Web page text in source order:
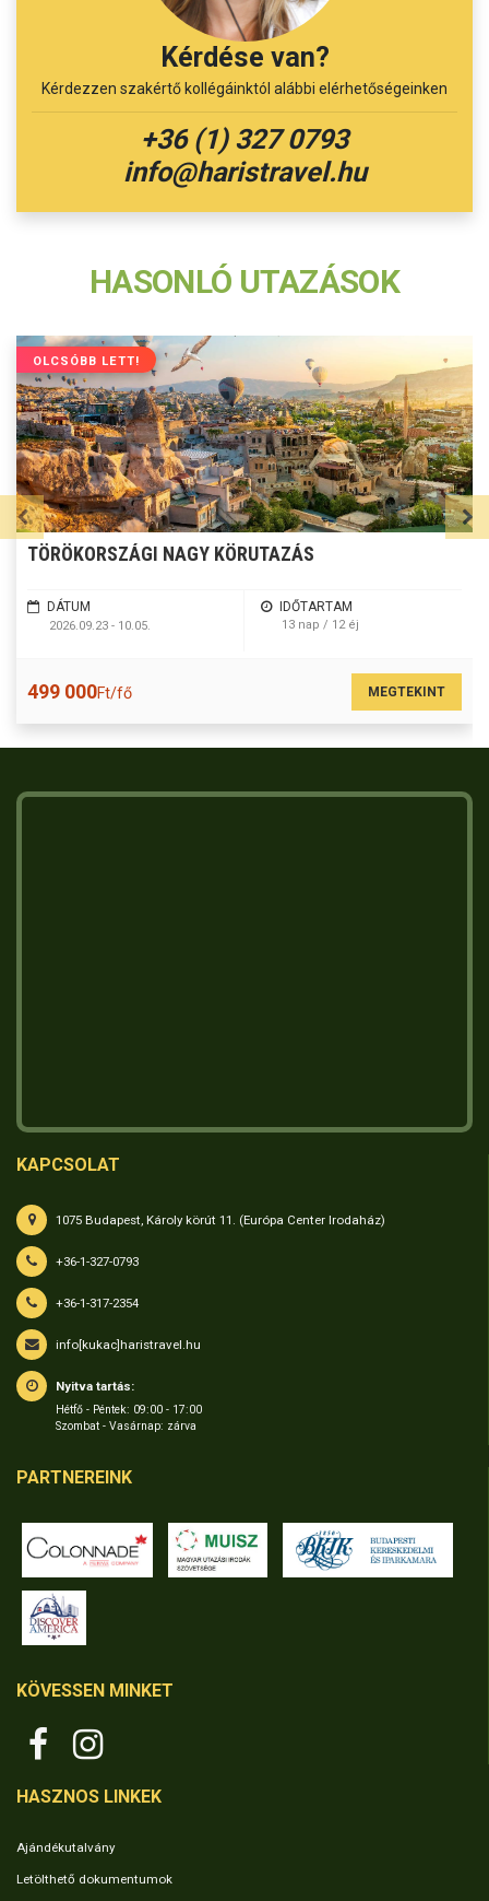
Kérdése van?
Kérdezzen szakértő kollégáinktól alábbi elérhetőségeinken
+36 (1) 327 0793
info@haristravel.hu
HASONLÓ UTAZÁSOK
OLCSÓBB LETT!
TÖRÖKORSZÁGI NAGY KÖRUTAZÁS
DÁTUM
2026.09.23 - 10.05.
IDŐTARTAM
13 nap / 12 éj
499 000Ft/fő MEGTEKINT
KAPCSOLAT
1075 Budapest, Károly körút 11. (Európa Center Irodaház)
+36-1-327-0793
+36-1-317-2354
info[kukac]haristravel.hu
Nyitva tartás:
Hétfő - Péntek: 09:00 - 17:00
Szombat - Vasárnap: zárva
PARTNEREINK
KÖVESSEN MINKET
HASZNOS LINKEK
Ajándékutalvány
Letölthető dokumentumok